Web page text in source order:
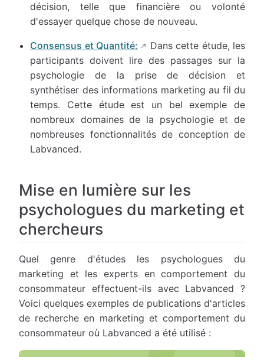
décision, telle que financière ou volonté
d'essayer quelque chose de nouveau.
Consensus et Quantité:
Dans cette étude, les
participants doivent lire des passages sur la
psychologie de la prise de décision et
synthétiser des informations marketing au fil du
temps. Cette étude est un bel exemple de
nombreux domaines de la psychologie et de
nombreuses fonctionnalités de conception de
Labvanced.
Mise en lumière sur les
psychologues du marketing et
chercheurs
Quel genre d'études les psychologues du
marketing et les experts en comportement du
consommateur effectuent-ils avec Labvanced ?
Voici quelques exemples de publications d'articles
de recherche en marketing et comportement du
consommateur où Labvanced a été utilisé :